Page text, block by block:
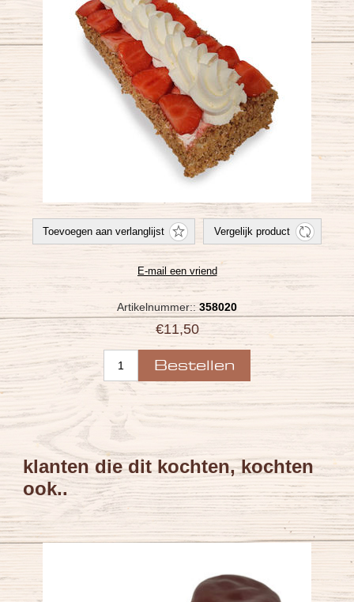
Artikelnummer:: 358020
€11,50
klanten die dit kochten, kochten
ook..